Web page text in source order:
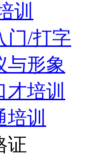
训
门/打字
与形象
培训
培训
证